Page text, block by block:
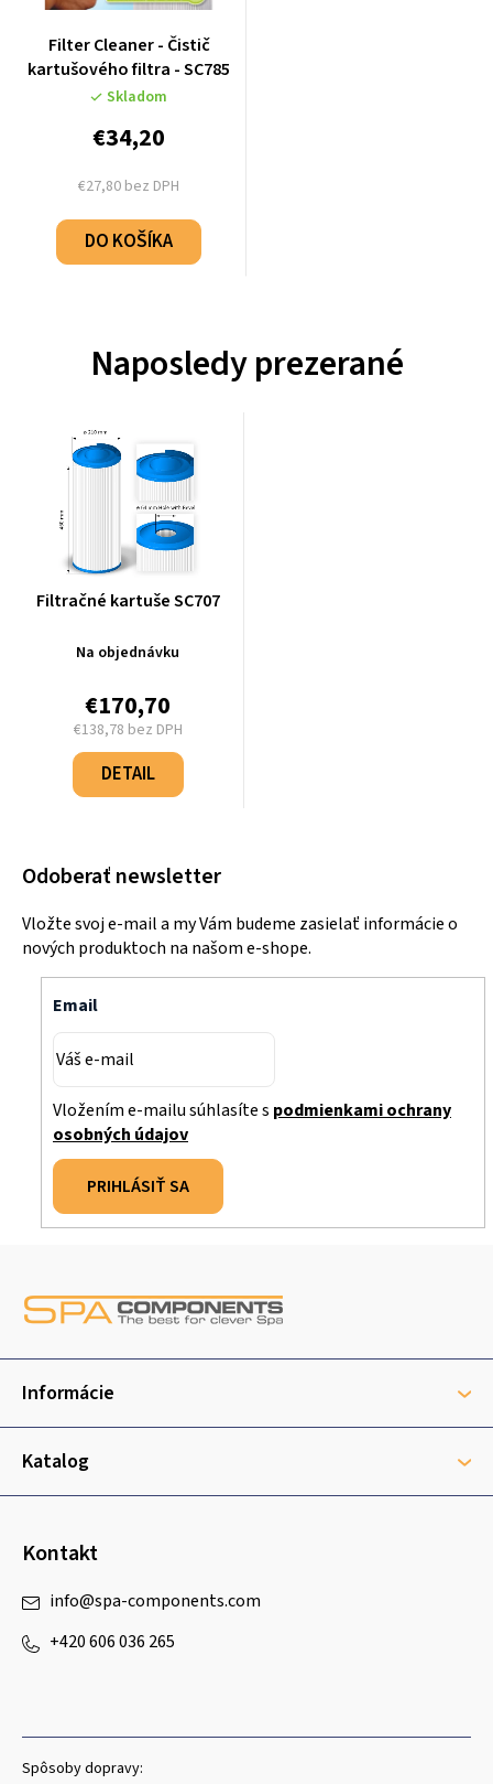
Filter Cleaner - Čistič
kartušového filtra - SC785
Skladom
€27,80 bez DPH
€34,20
DO KOŠÍKA
Naposledy prezerané
Filtračné kartuše SC707
Na objednávku
€170,70
€138,78 bez DPH
Jednotková
cena:
DETAIL
Odoberať newsletter
Vložte svoj e-mail a my Vám budeme zasielať informácie o
nových produktoch na našom e-shope.
Email
Vložením e-mailu súhlasíte s podmienkami ochrany
osobných údajov
PRIHLÁSIŤ SA
ä
i
Informácie
Katalog
Kontakt
info@spa-components.com
+420 606 036 265
Spôsoby dopravy: